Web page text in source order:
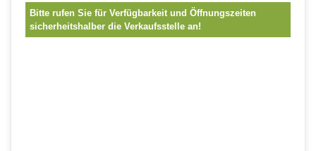
Bitte rufen Sie für Verfügbarkeit und Öffnungszeiten
sicherheitshalber die Verkaufsstelle an!